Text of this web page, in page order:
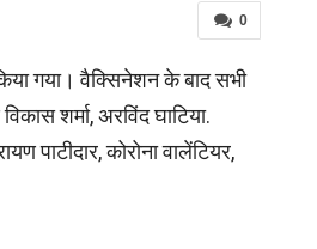
0
गया। वैक्सिनेशन के बाद सभी
शर्मा, अरविंद घाटिया.
पाटीदार, कोरोना वालेंटियर,